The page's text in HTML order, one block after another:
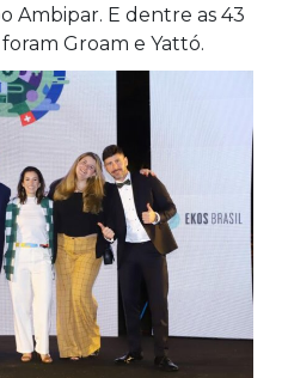
Ambipar. E dentre as 43
Groam e Yattó.